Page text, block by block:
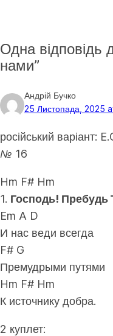
Одна відповідь
нами”
Андрій Бучко
25 Листопада, 2025
російський варіант:
№ 16
Hm F# Hm
1. Господь! Пребудь
Em A D
И нас веди всегда
F# G
Премудрыми путями
Hm F# Hm
К источнику добра.
2 куплет: